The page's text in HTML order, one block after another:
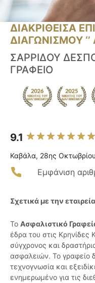
ΔΙΑΚΡΙΘΕΙΣΑ
ΔΙΑΓΩΝΙΣΜΟΥ ‘’
ΣΑΡΡΙΔΟΥ
ΓΡΑΦΕΙΟ
9.1
Καβάλα, 28ης
Εμφάνιση
Σχετικά με την
Το Ασφαλιστικό
έδρα του στις Κρηνίδες
σύγχρονος και
ασφαλειών. Το γραφείο
τεχνογνωσία και
ενημερωμένο για τις